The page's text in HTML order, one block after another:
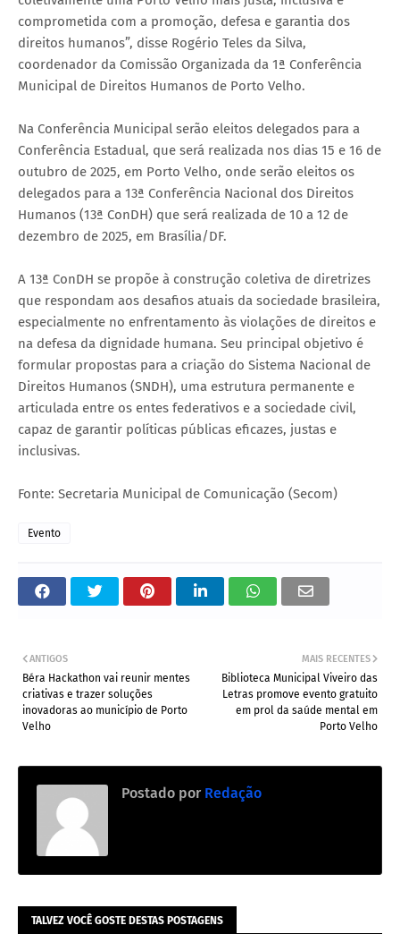
comprometida com a promoção, defesa e garantia dos
direitos humanos”, disse Rogério Teles da Silva,
coordenador da Comissão Organizada da 1ª Conferência
Municipal de Direitos Humanos de Porto Velho.
Na Conferência Municipal serão eleitos delegados para a
Conferência Estadual, que será realizada nos dias 15 e 16 de
outubro de 2025, em Porto Velho, onde serão eleitos os
delegados para a 13ª Conferência Nacional dos Direitos
Humanos (13ª ConDH) que será realizada de 10 a 12 de
dezembro de 2025, em Brasília/DF.
A 13ª ConDH se propõe à construção coletiva de diretrizes
que respondam aos desafios atuais da sociedade brasileira,
especialmente no enfrentamento às violações de direitos e
na defesa da dignidade humana. Seu principal objetivo é
formular propostas para a criação do Sistema Nacional de
Direitos Humanos (SNDH), uma estrutura permanente e
articulada entre os entes federativos e a sociedade civil,
capaz de garantir políticas públicas eficazes, justas e
inclusivas.
Fonte: Secretaria Municipal de Comunicação (Secom)
Evento
MAIS RECENTES
Biblioteca Municipal Viveiro das
Letras promove evento gratuito
em prol da saúde mental em
Porto Velho
ANTIGOS
Béra Hackathon vai reunir mentes
criativas e trazer soluções
inovadoras ao município de Porto
Velho
Postado por Redação
TALVEZ VOCÊ GOSTE DESTAS POSTAGENS